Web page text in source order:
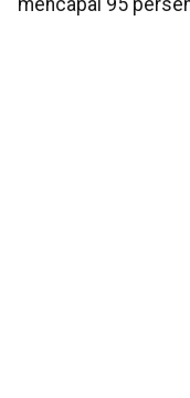
mencapai 95